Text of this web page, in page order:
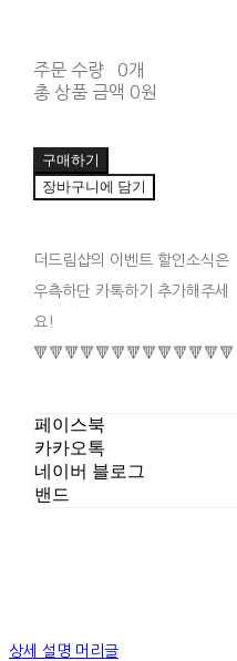
주문 수량
0개
총 상품 금액 0원
구매하기
장바구니에 담기
더드림샵의 이벤트 할인소식은
우측하단 카톡하기 추가해주세
요!
🔻🔻🔻🔻🔻🔻🔻🔻🔻🔻🔻🔻🔻
페이스북
카카오톡
네이버 블로그
밴드
상세 설명 머리글